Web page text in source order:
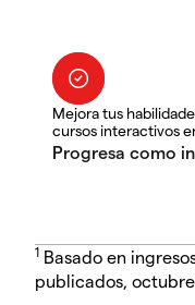
Mejora tus
cursos interactivos
1 Basado en
publicados, octubre